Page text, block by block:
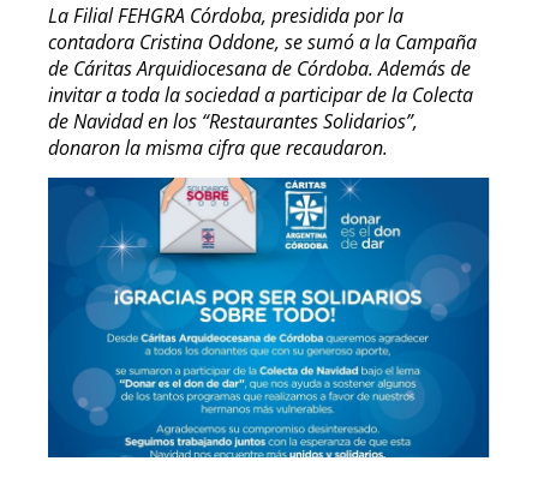
La Filial FEHGRA Córdoba, presidida por la
contadora Cristina Oddone, se sumó a la Campaña
de Cáritas Arquidiocesana de Córdoba. Además de
invitar a toda la sociedad a participar de la Colecta
de Navidad en los “Restaurantes Solidarios”,
donaron la misma cifra que recaudaron.